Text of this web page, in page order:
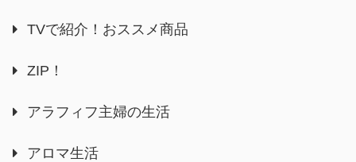
TVで紹介！おススメ商品
ZIP！
アラフィフ主婦の生活
アロマ生活